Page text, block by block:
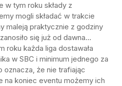
w tym roku składy z
mogli składać w trakcie
maleją praktycznie z godziny
się już od dawna…
roku każda liga dostawała
w SBC i minimum jednego za
oznacza, że nie trafiając
na koniec eventu możemy ich